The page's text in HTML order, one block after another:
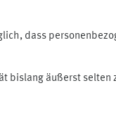
dass
bislang äußerst selten